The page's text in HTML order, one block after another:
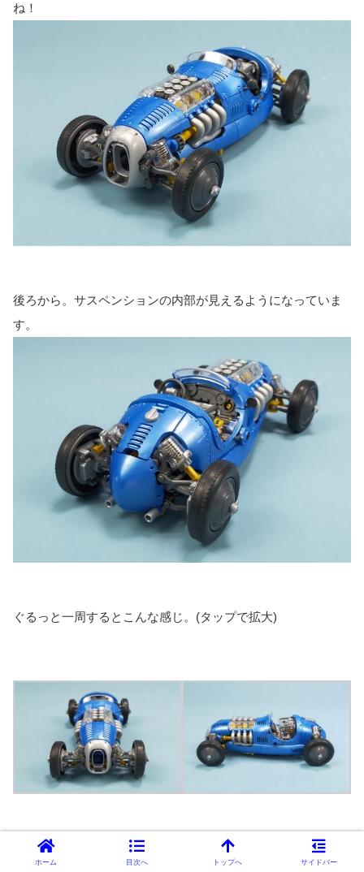
ね！
後ろから。サスペンションの内部が見えるようになっていま
す。
ぐるっと一周するとこんな感じ。(タップで拡大)
ホーム 目次へ トップへ サイドバー